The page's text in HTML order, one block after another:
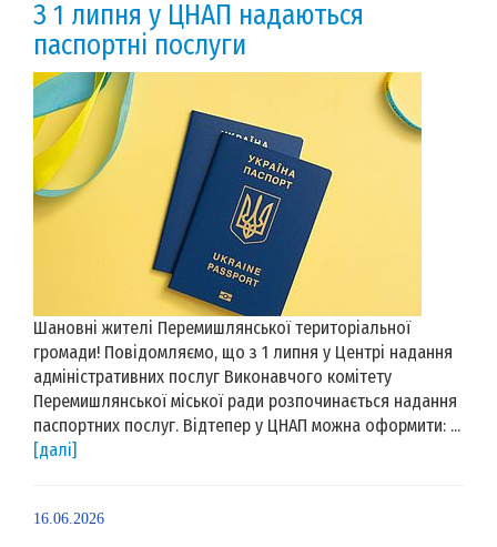
З 1 липня у ЦНАП надаються
паспортні послуги
Шановні жителі Перемишлянської територіальної
громади! Повідомляємо, що з 1 липня у Центрі надання
адміністративних послуг Виконавчого комітету
Перемишлянської міської ради розпочинається надання
паспортних послуг. Відтепер у ЦНАП можна оформити: ...
[далі]
16.06.2026